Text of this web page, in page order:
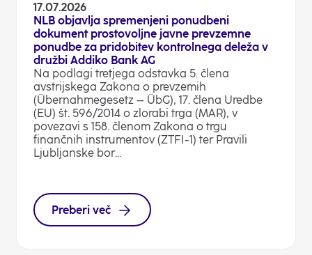
17.07.2026
NLB objavlja spremenjeni ponudbeni
dokument prostovoljne javne prevzemne
ponudbe za pridobitev kontrolnega deleža v
družbi Addiko Bank AG
Na podlagi tretjega odstavka 5. člena
avstrijskega Zakona o prevzemih
(Übernahmegesetz – ÜbG), 17. člena Uredbe
(EU) št. 596/2014 o zlorabi trga (MAR), v
povezavi s 158. členom Zakona o trgu
finančnih instrumentov (ZTFI-1) ter Pravili
Ljubljanske bor...
Preberi več